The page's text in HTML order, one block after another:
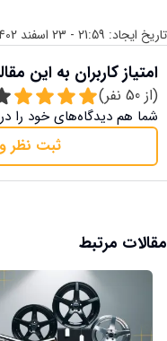
تاریخ ایجاد: 21:59 - 23 اسفند 1402
امتیاز کاربران به این
(از 50 نفر)
شما هم دیدگاه‌های خود را
ثبت نظر و
مقالات مرتبط